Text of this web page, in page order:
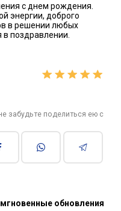
с днем рождения.
энергии, доброго
в решении любых
в поздравлении.
забудьте поделиться ею с
обновления